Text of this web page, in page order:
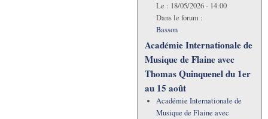
Le : 18/05/2026 - 14:00
Dans le forum :
Basson
Académie Internationale de
Musique de Flaine avec
Thomas Quinquenel du 1er
au 15 août
Académie Internationale de
Musique de Flaine avec